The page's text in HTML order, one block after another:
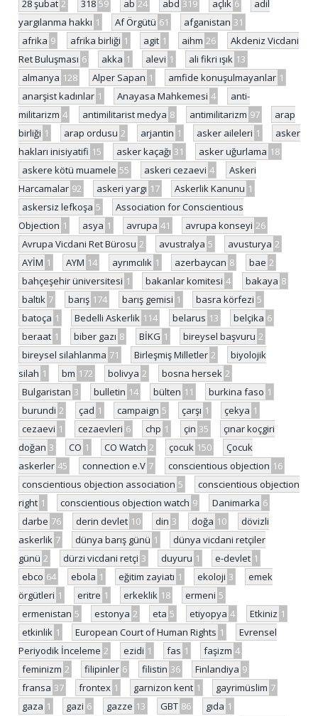
28 şubat 2 318 59 ab 24 abd 319 açlık 6
adil
yargılanma hakkı 1 Af Örgütü 61 afganistan 31
afrika 9 afrika birliği 1 agit 1 aihm 26
Akdeniz Vicdani
Ret Buluşması 6 akka 1 alevi 1 ali fikri ışık 13
almanya 128 Alper Sapan 1 amfide konuşulmayanlar 1
anarşist kadınlar 1 Anayasa Mahkemesi 4
anti-
militarizm 4 antimilitarist medya 8 antimilitarizm 97
arap
birliği 1 arap ordusu 2 arjantin 1 asker aileleri 1
asker
hakları inisiyatifi 15 asker kaçağı 31 asker uğurlama 18
askere kötü muamele 55 askeri cezaevi 4
Askeri
Harcamalar 92 askeri yargı 17 Askerlik Kanunu 1
askersiz lefkoşa 5
Association for Conscientious
Objection 1 asya 1 avrupa 41 avrupa konseyi 26
Avrupa Vicdani Ret Bürosu 2 avustralya 5 avusturya 2
AYİM 1 AYM 14 ayrımcılık 1 azerbaycan 8 bae 2
bahçeşehir üniversitesi 1 bakanlar komitesi 4 bakaya 8
baltık 7 barış 174 barış gemisi 1 basra körfezi 5
batoça 1 Bedelli Askerlik 114 belarus 13 belçika 6
beraat 1 biber gazı 8 BİKG 1 bireysel başvuru 2
bireysel silahlanma 71 Birleşmiş Milletler 2
biyolojik
silah 1 bm 172 bolivya 2 bosna hersek 2
Bulgaristan 3 bulletin 14 bülten 11 burkina faso 1
burundi 2 çad 1 campaign 5 çarşı 1 çekya 1
cezaevi 1 cezaevleri 6 chp 1 çin 35
çınar koçgiri
doğan 3 CO 1 CO Watch 2 çocuk 150
Çocuk
askerler 45 connection e.V 7 conscientious objection 16
conscientious objection association 5
conscientious objection
right 1 conscientious objection watch 9 Danimarka 6
darbe 76 derin devlet 10 din 3 doğa 10
dövizli
askerlik 7 dünya barış günü 1
dünya vicdani retçiler
günü 2 dürzi vicdani retçi 3 duyuru 1 e-devlet 1
ebco 64 ebola 1 eğitim zayiatı 1 ekoloji 3
emek
örgütleri 1 eritre 1 erkeklik 18 ermeni 5
ermenistan 5 estonya 2 eta 5 etiyopya 4 Etkiniz 1
etkinlik 1 European Court of Human Rights 1
Evrensel
Periyodik İnceleme 2 ezidi 1 fas 1 faşizm 4
feminizm 2 filipinler 6 filistin 36 Finlandiya 9
fransa 37 frontex 1 garnizon kent 1 gayrimüslim 7
gaza 1 gazi 6 gazze 13 GBT 86 gıda 1